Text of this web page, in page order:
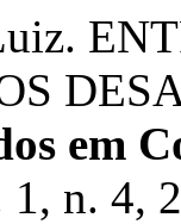
em
1, n. 4,